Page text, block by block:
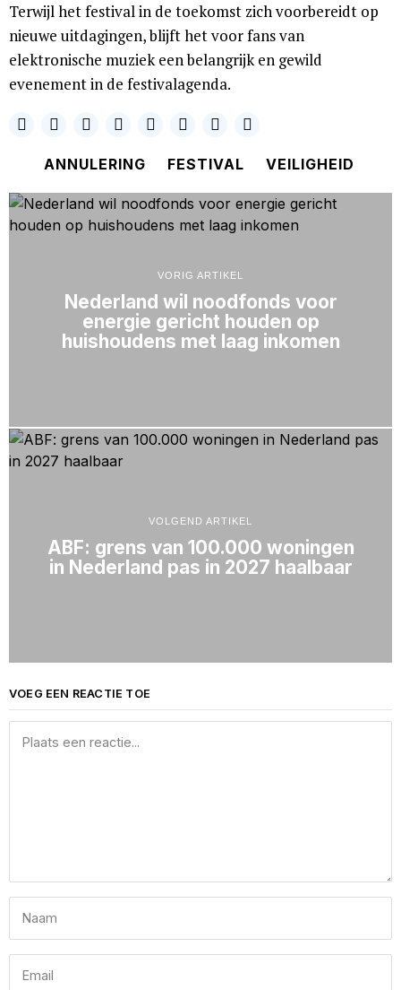
Terwijl het festival in de toekomst zich voorbereidt op
nieuwe uitdagingen, blijft het voor fans van
elektronische muziek een belangrijk en gewild
evenement in de festivalagenda.
ANNULERING FESTIVAL VEILIGHEID
VORIG ARTIKEL
Nederland wil noodfonds voor
energie gericht houden op
huishoudens met laag inkomen
VOLGEND ARTIKEL
ABF: grens van 100.000 woningen
in Nederland pas in 2027 haalbaar
VOEG EEN REACTIE TOE